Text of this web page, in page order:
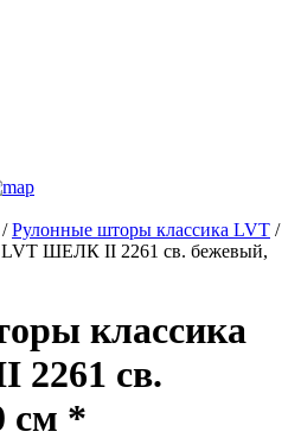
/ Рулонные шторы классика LVT /
LVT ШЕЛК II 2261 св. бежевый,
классика
св.
см *